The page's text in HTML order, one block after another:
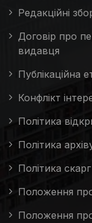
Редакційні
Договір про
видавця
Публікаційна
Конфлікт
Політика
Політика
Політика скарг
Положення про
Положення про